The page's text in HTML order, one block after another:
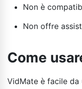
Non è
Non offre
Come
VidMate è facile da